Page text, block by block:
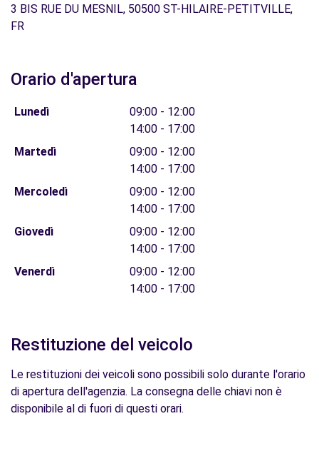
3 BIS RUE DU MESNIL, 50500 ST-HILAIRE-PETITVILLE,
FR
Orario d'apertura
Lunedì
09:00 - 12:00
14:00 - 17:00
Martedì
09:00 - 12:00
14:00 - 17:00
Mercoledì
09:00 - 12:00
14:00 - 17:00
Giovedì
09:00 - 12:00
14:00 - 17:00
Venerdì
09:00 - 12:00
14:00 - 17:00
Restituzione del veicolo
Le restituzioni dei veicoli sono possibili solo durante l'orario
di apertura dell'agenzia. La consegna delle chiavi non è
disponibile al di fuori di questi orari.